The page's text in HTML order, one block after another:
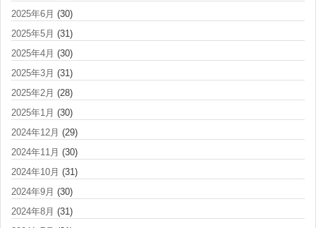
2025年6月 (30)
2025年5月 (31)
2025年4月 (30)
2025年3月 (31)
2025年2月 (28)
2025年1月 (30)
2024年12月 (29)
2024年11月 (30)
2024年10月 (31)
2024年9月 (30)
2024年8月 (31)